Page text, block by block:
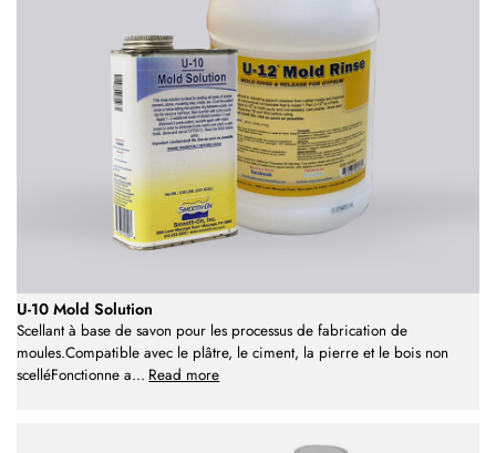
U-10 Mold Solution
Scellant à base de savon pour les processus de fabrication de
moules.Compatible avec le plâtre, le ciment, la pierre et le bois non
scelléFonctionne a... Read more